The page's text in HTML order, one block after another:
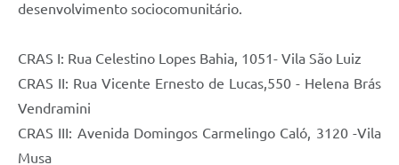
desenvolvimento sociocomunitário.
CRAS I: Rua Celestino Lopes Bahia, 1051- Vila São Luiz
CRAS II: Rua Vicente Ernesto de Lucas,550 - Helena Brás
Vendramini
CRAS III: Avenida Domingos Carmelingo Caló, 3120 -Vila
Musa